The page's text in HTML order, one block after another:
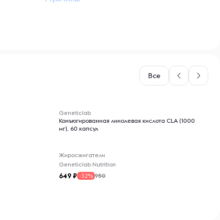
Все
Geneticlab
Конъюгированная линолевая кислота CLA (1000
мг), 60 капсул
Жиросжигатели
Geneticlab Nutrition
649 -32% 950